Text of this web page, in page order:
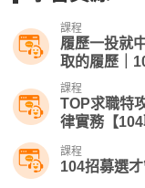
課程
履歷一投就
取的履歷｜
課程
TOP求職特
律實務【104
課程
104招募選